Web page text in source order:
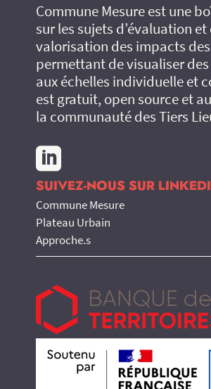
Commune Mesure est une
sur les sujets d’évaluation et
valorisation des impacts
permettant de visualiser
aux échelles individuelle et
est gratuit, open source et
la communauté des Tiers

SUIVEZ-NOUS SUR
Commune Mesure
Plateau Urbain
Approche.s